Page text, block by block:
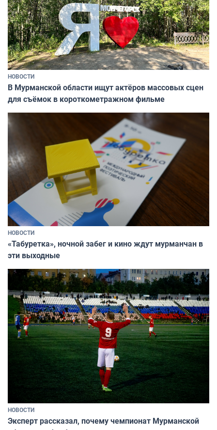
НОВОСТИ
В Мурманской области ищут актёров массовых сцен
для съёмок в короткометражном фильме
НОВОСТИ
«Табуретка», ночной забег и кино ждут мурманчан в
эти выходные
НОВОСТИ
Эксперт рассказал, почему чемпионат Мурманской